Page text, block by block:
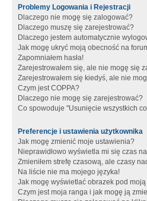
Problemy Logowania i Rejestracji
Dlaczego nie mogę się zalogować?
Dlaczego muszę się zarejestrować?
Dlaczego jestem automatycznie
Jak mogę ukryć moją obecność na
Zapomniałem hasła!
Zarejestrowałem się, ale nie mogę się
Zarejestrowałem się kiedyś, ale nie
Czym jest COPPA?
Dlaczego nie mogę się zarejestrować?
Co spowoduje "Usunięcie wszystkich
Preferencje i ustawienia użytkownika
Jak mogę zmienić moje ustawienia?
Nieprawidłowo wyświetla mi się czas
Zmieniłem strefę czasową, ale czasy
Na liście nie ma mojego języka!
Jak mogę wyświetlać obrazek pod
Czym jest moja ranga i jak mogę ją